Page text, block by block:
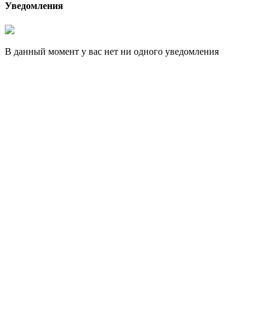
Уведомления
В данный момент у вас нет ни одного уведомления